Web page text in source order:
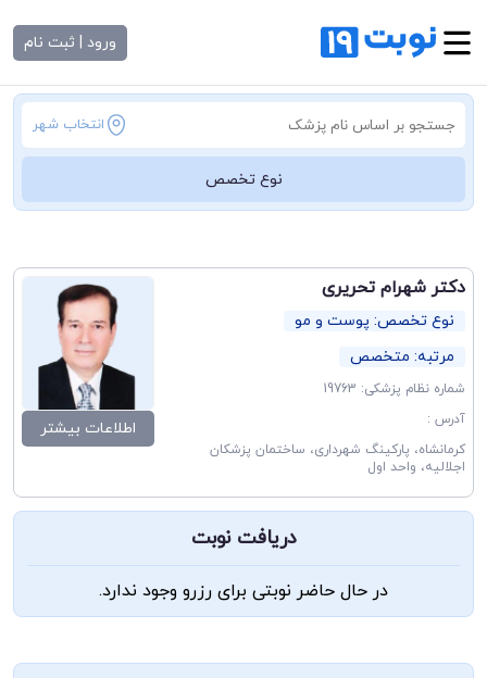
ورود | ثبت نام
انتخاب شهر
نوع تخصص
دکتر شهرام تحریری
نوع تخصص: پوست و مو
مرتبه: متخصص
شماره نظام پزشکی: 19763
آدرس :
کرمانشاه، پارکینگ شهرداری، ساختمان پزشکان
اجلالیه، واحد اول
اطلاعات بیشتر
دریافت نوبت
در حال حاضر نوبتی برای رزرو وجود ندارد.